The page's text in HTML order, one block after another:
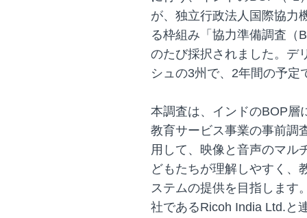
が、独立行政法人国際協力
る枠組み「協力準備調査（
のたび採択されました。デ
シュの3州で、2年間の予定
本調査は、インドのBOP層
教育サービス事業の事前調
用して、映像と音声のマル
どもたちが理解しやすく、
ステムの提供を目指します
社であるRicoh India Ltd.と